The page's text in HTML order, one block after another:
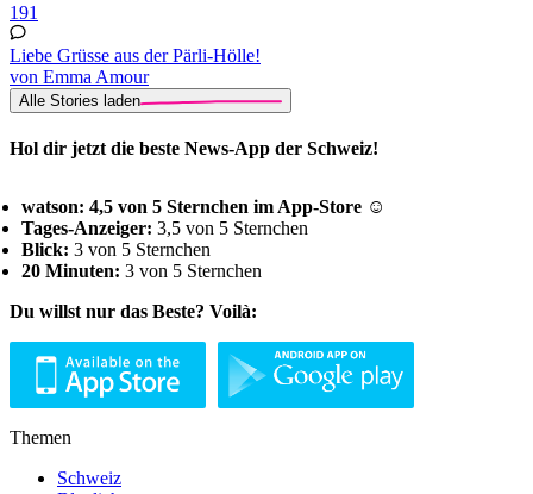
191
Liebe Grüsse aus der Pärli-Hölle!
von Emma Amour
Alle Stories laden
Hol dir jetzt die beste News-App der Schweiz!
watson: 4,5 von 5 Sternchen im App-Store ☺
Tages-Anzeiger: 3,5 von 5 Sternchen
Blick: 3 von 5 Sternchen
20 Minuten: 3 von 5 Sternchen
Du willst nur das Beste? Voilà:
Themen
Schweiz